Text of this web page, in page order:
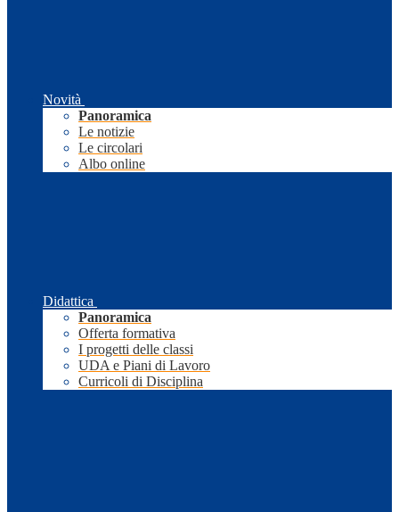
Novità
Panoramica
Le notizie
Le circolari
Albo online
Didattica
Panoramica
Offerta formativa
I progetti delle classi
UDA e Piani di Lavoro
Curricoli di Disciplina